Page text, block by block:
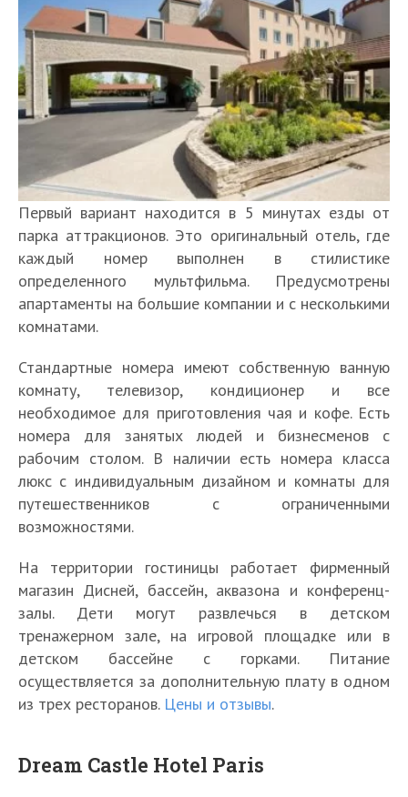
Первый вариант находится в 5 минутах езды от
парка аттракционов. Это оригинальный отель, где
каждый номер выполнен в стилистике
определенного мультфильма. Предусмотрены
апартаменты на большие компании и с несколькими
комнатами.
Стандартные номера имеют собственную ванную
комнату, телевизор, кондиционер и все
необходимое для приготовления чая и кофе. Есть
номера для занятых людей и бизнесменов с
рабочим столом. В наличии есть номера класса
люкс с индивидуальным дизайном и комнаты для
путешественников с ограниченными
возможностями.
На территории гостиницы работает фирменный
магазин Дисней, бассейн, аквазона и конференц-
залы. Дети могут развлечься в детском
тренажерном зале, на игровой площадке или в
детском бассейне с горками. Питание
осуществляется за дополнительную плату в одном
из трех ресторанов. Цены и отзывы.
Dream Castle Hotel Paris